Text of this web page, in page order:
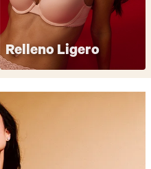
Relleno Ligero